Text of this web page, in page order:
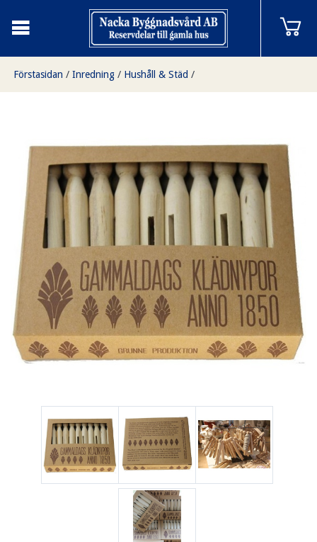
Förstasidan / Inredning / Hushåll & Städ /